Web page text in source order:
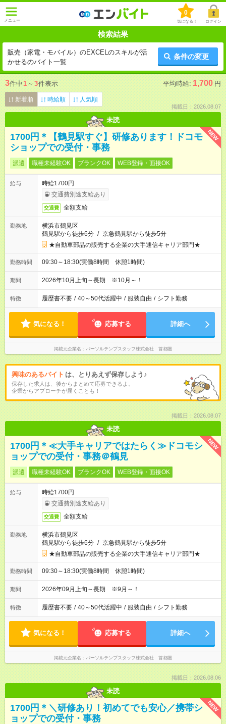
メニュー
0
気になる！ ログイン
検索結果
販売（家電・モバイル）のEXCELのスキルが活
かせるのバイト一覧
条件の変更
3件中1 ～ 3件表示 平均時給: 1,700 円
新着順 時給順 人気順
掲載日：2026.08.07
未読
NEW
1700円＊【鶴見駅すぐ】研修あります！ドコモ
ショップでの受付・事務
派遣 職種未経験OK ブランクOK WEB登録・面接OK
給与
時給1700円
交通費別途支給あり
交通費 全額支給
勤務地
横浜市鶴見区
鶴見駅から徒歩6分 / 京急鶴見駅から徒歩5分
★自動車部品の販売する企業の大手通信キャリア部門★
勤務時間 09:30～18:30(実働8時間 休憩1時間)
期間 2026年10月上旬～長期 ※10月～！
特徴 履歴書不要 / 40～50代活躍中 / 服装自由 / シフト勤務
気になる！ 応募する 詳細へ
掲載元企業名 パーソルテンプスタッフ株式会社 首都圏
興味のあるバイト は、とりあえず保存しよう♪
保存した求人は、後からまとめて応募できるよ。
企業からアプローチが届くことも！
掲載日：2026.08.07
未読
NEW
1700円＊≪大手キャリアではたらく≫ドコモシ
ョップでの受付・事務＠鶴見
派遣 職種未経験OK ブランクOK WEB登録・面接OK
給与
時給1700円
交通費別途支給あり
交通費 全額支給
勤務地
横浜市鶴見区
鶴見駅から徒歩6分 / 京急鶴見駅から徒歩5分
★自動車部品の販売する企業の大手通信キャリア部門★
勤務時間 09:30～18:30(実働8時間 休憩1時間)
期間 2026年09月上旬～長期 ※9月～！
特徴 履歴書不要 / 40～50代活躍中 / 服装自由 / シフト勤務
気になる！ 応募する 詳細へ
掲載元企業名 パーソルテンプスタッフ株式会社 首都圏
掲載日：2026.08.06
未読
NEW
1700円＊＼研修あり！初めてでも安心／携帯シ
ョップでの受付・事務